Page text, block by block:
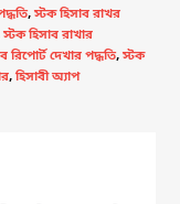
, স্টক হিসাব রাখর
স্টক হিসাব রাখার
রিপোর্ট দেখার পদ্ধতি, স্টক
, হিসাবী অ্যাপ